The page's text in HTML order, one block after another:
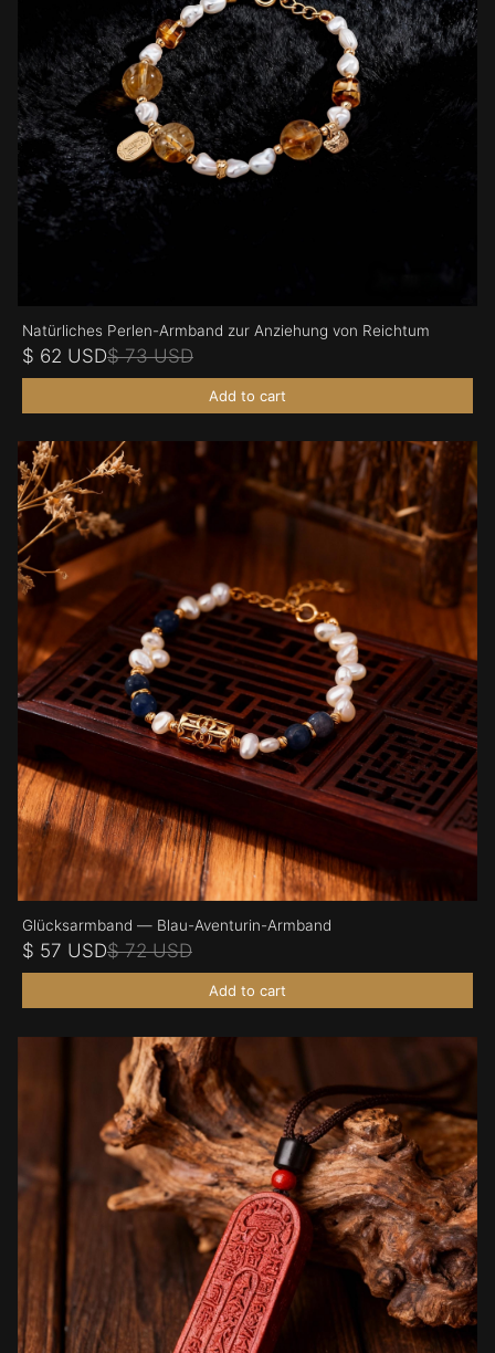
Natürliches Perlen-Armband zur Anziehung von Reichtum
$ 62 USD$ 73 USD
Add to cart
Glücksarmband — Blau-Aventurin-Armband
$ 57 USD$ 72 USD
Add to cart